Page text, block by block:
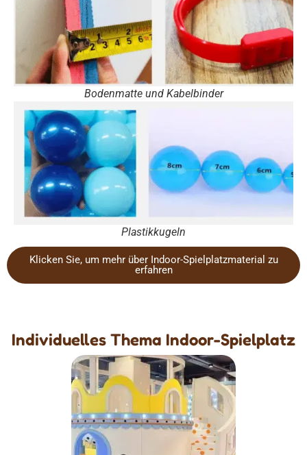
Bodenmatte und Kabelbinder
Plastikkugeln
Klicken Sie, um mehr über Indoor-Spielplatzmaterial zu
erfahren
Individuelles Thema Indoor-Spielplatz